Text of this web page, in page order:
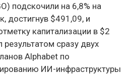
подскочили на 6,8% на
достигнув $491,09, и
капитализации в $2
результатом сразу двух
Alphabet по
ИИ-инфраструктуры